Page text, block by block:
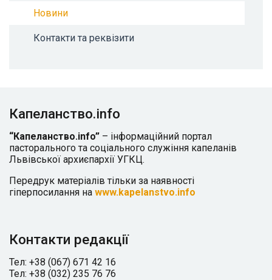
Новини
Контакти та реквізити
Капеланство.info
“Капеланство.info” – інформаційний портал
пасторального та соціального служіння капеланів
Львівської архиєпархії УГКЦ.
Передрук матеріалів тільки за наявності
гіперпосилання на www.kapelanstvo.info
Контакти редакції
Тел: +38 (067) 671 42 16
Тел: +38 (032) 235 76 76